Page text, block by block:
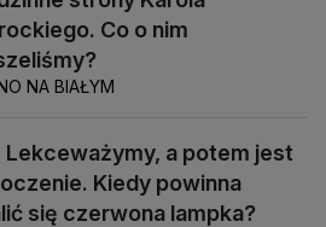
Co o nim
NA BIAŁYM
Lekceważymy, a potem jest
Kiedy powinna
się czerwona lampka?